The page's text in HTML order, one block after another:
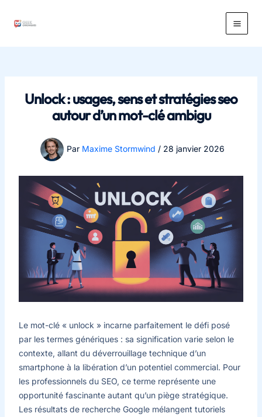
Main
Unlock : usages, sens et stratégies seo
autour d’un mot-clé ambigu
Par Maxime Stormwind / 28 janvier 2026
Le mot-clé « unlock » incarne parfaitement le défi posé
par les termes génériques : sa signification varie selon le
contexte, allant du déverrouillage technique d’un
smartphone à la libération d’un potentiel commercial. Pour
les professionnels du SEO, ce terme représente une
opportunité fascinante autant qu’un piège stratégique.
Les résultats de recherche Google mélangent tutoriels